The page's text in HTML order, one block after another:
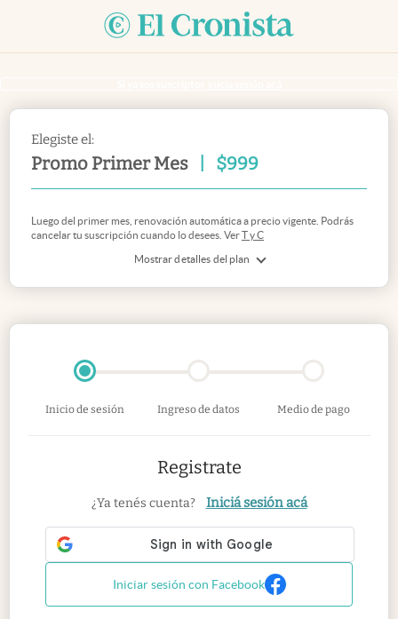
Elegiste el:
Promo Primer Mes $999
Mostrar detalles del plan
Luego del primer mes, renovación automática a precio vigente. Podrás
cancelar tu suscripción cuando lo desees. VerT y C
Inicio de sesión Ingreso de datos Medio de pago
Registrate
¿Ya tenés cuenta? Iniciá sesión acá
Iniciar sesión con Facebook